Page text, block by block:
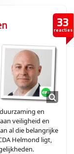
33
reacties
en
veiligheid en
al die belangrijke
Helmond ligt,